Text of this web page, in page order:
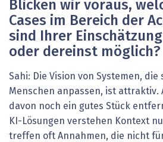
Blicken wir voraus,
Cases im Bereich der
sind Ihrer
oder dereinst möglich?
Sahi: Die Vision von Systemen,
Menschen anpassen, ist attraktiv.
davon noch ein gutes Stück
KI-Lösungen verstehen Kontext
treffen oft Annahmen, die nicht